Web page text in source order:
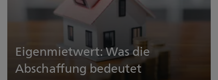
Eigenmietwert: Was die
Abschaffung bedeutet